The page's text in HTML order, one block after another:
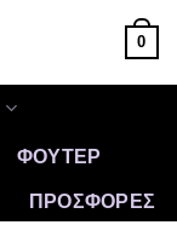
0
ΦΟΥΤΕΡ
ΠΡΟΣΦΟΡΈΣ